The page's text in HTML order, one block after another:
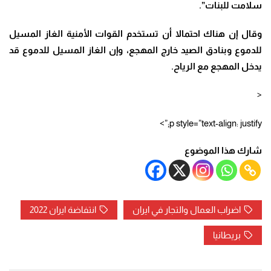
سلامت للبنات”.
وقال إن هناك احتمالا أن تستخدم القوات الأمنية الغاز المسيل
للدموع وبنادق الصيد خارج المهجع، وإن الغاز المسيل للدموع قد
يدخل المهجع مع الرياح .
<
p style=”text-align: justify;”>
شارك هذا الموضوع
اضراب العمال والتجار في ايران انتفاضة ايران 2022
بريطانيا